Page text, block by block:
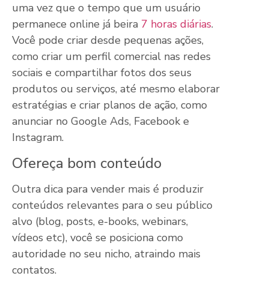
uma vez que o tempo que um usuário
permanece online já beira 7 horas diárias.
Você pode criar desde pequenas ações,
como criar um perfil comercial nas redes
sociais e compartilhar fotos dos seus
produtos ou serviços, até mesmo elaborar
estratégias e criar planos de ação, como
anunciar no Google Ads, Facebook e
Instagram.
Ofereça bom conteúdo
Outra dica para vender mais é produzir
conteúdos relevantes para o seu público
alvo (blog, posts, e-books, webinars,
vídeos etc), você se posiciona como
autoridade no seu nicho, atraindo mais
contatos.